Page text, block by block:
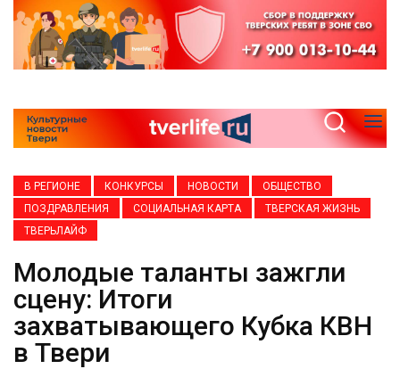
В РЕГИОНЕ КОНКУРСЫ НОВОСТИ
ОБЩЕСТВО
ПОЗДРАВЛЕНИЯ
СОЦИАЛЬНАЯ КАРТА
ТВЕРСКАЯ ЖИЗНЬ
ТВЕРЬЛАЙФ
Молодые таланты зажгли
сцену: Итоги
захватывающего Кубка КВН
в Твери